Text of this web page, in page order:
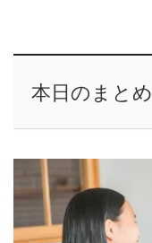
本日のまとめ